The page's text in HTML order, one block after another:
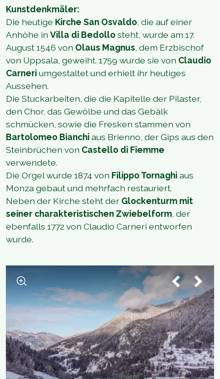
Kunstdenkmäler:
Die heutige Kirche San Osvaldo , die auf einer
Anhöhe in Villa di Bedollosteht, wurde am 17.
August 1546 von Olaus Magnus , dem Erzbischof
von Uppsala, geweiht. 1759 wurde sie von Claudio
Carneriumgestaltet und erhielt ihr heutiges
Aussehen.
Die Stuckarbeiten, die die Kapitelle der Pilaster,
den Chor, das Gewölbe und das Gebälk
schmücken, sowie die Fresken stammen von
Bartolomeo Bianchiaus Brienno, der Gips aus den
Steinbrüchen von Castello di Fiemme
verwendete.
Die Orgel wurde 1874 von Filippo Tornaghiaus
Monza gebaut und mehrfach restauriert.
Neben der Kirche steht der Glockenturm mit
seiner charakteristischen Zwiebelform , der
ebenfalls 1772 von Claudio Carneri entworfen
wurde.